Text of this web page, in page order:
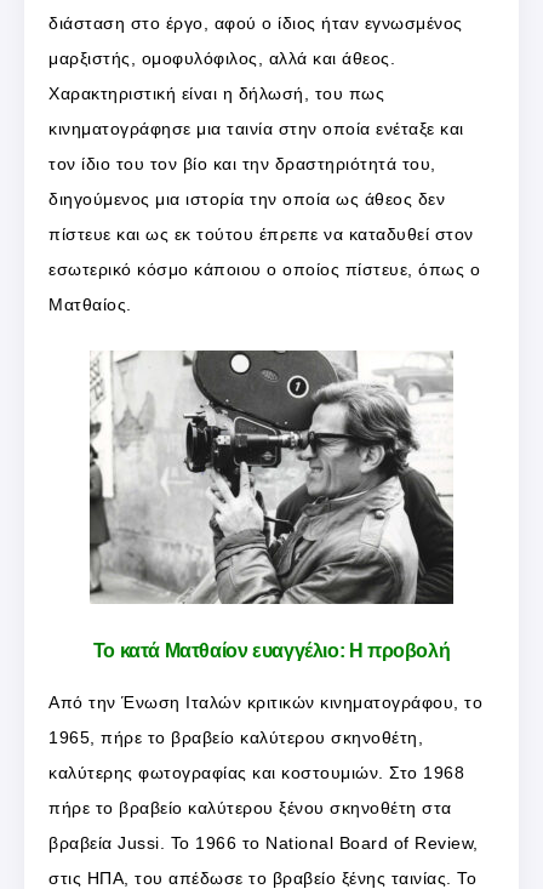
διάσταση στο έργο, αφού ο ίδιος ήταν εγνωσμένος
μαρξιστής, ομοφυλόφιλος, αλλά και άθεος.
Χαρακτηριστική είναι η δήλωσή, του πως
κινηματογράφησε μια ταινία στην οποία ενέταξε και
τον ίδιο του τον βίο και την δραστηριότητά του,
διηγούμενος μια ιστορία την οποία ως άθεος δεν
πίστευε και ως εκ τούτου έπρεπε να καταδυθεί στον
εσωτερικό κόσμο κάποιου ο οποίος πίστευε, όπως ο
Ματθαίος.
Το κατά Ματθαίον ευαγγέλιο: Η προβολή
Από την Ένωση Ιταλών κριτικών κινηματογράφου, το
1965, πήρε το βραβείο καλύτερου σκηνοθέτη,
καλύτερης φωτογραφίας και κοστουμιών. Στο 1968
πήρε το βραβείο καλύτερου ξένου σκηνοθέτη στα
βραβεία Jussi. Το 1966 το National Board of Review,
στις ΗΠΑ, του απέδωσε το βραβείο ξένης ταινίας. Το